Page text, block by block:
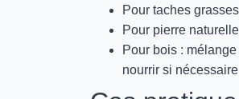
Pour taches
Pour pierre
Pour bois :
nourrir si